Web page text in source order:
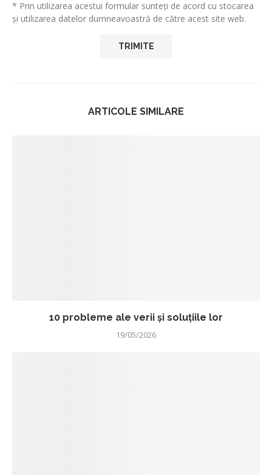
* Prin utilizarea acestui formular sunteți de acord cu stocarea
și utilizarea datelor dumneavoastră de către acest site web.
ARTICOLE SIMILARE
10 probleme ale verii și soluțiile lor
19/05/2026